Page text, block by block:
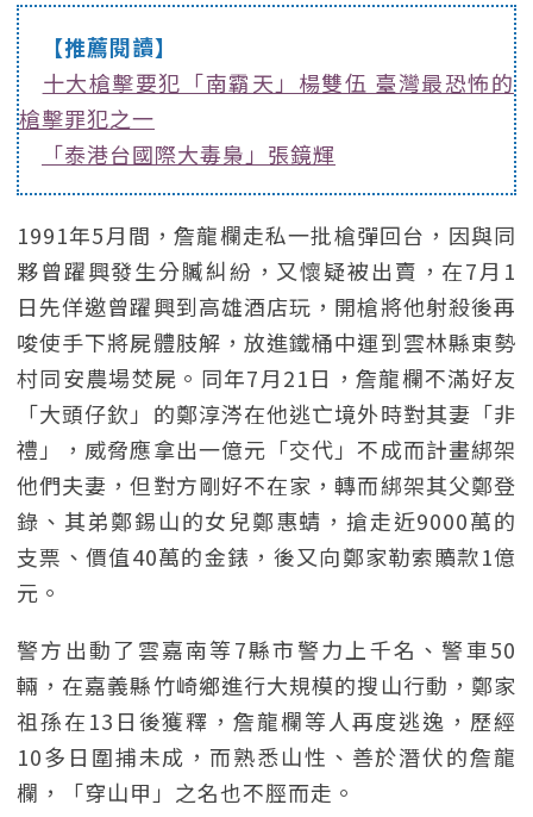
【推薦閱讀】
十大槍擊要犯「南霸天」楊雙伍 臺灣最恐怖的
槍擊罪犯之一
「泰港台國際大毒梟」張鏡輝
1991年5月間，詹龍欄走私一批槍彈回台，因與同
夥曾躍興發生分贓糾紛，又懷疑被出賣，在7月1
日先佯邀曾躍興到高雄酒店玩，開槍將他射殺後再
唆使手下將屍體肢解，放進鐵桶中運到雲林縣東勢
村同安農場焚屍。同年7月21日，詹龍欄不滿好友
「大頭仔欽」的鄭淳涔在他逃亡境外時對其妻「非
禮」，威脅應拿出一億元「交代」不成而計畫綁架
他們夫妻，但對方剛好不在家，轉而綁架其父鄭登
錄、其弟鄭錫山的女兒鄭惠蜻，搶走近9000萬的
支票、價值40萬的金錶，後又向鄭家勒索贖款1億
元。
警方出動了雲嘉南等7縣市警力上千名、警車50
輛，在嘉義縣竹崎鄉進行大規模的搜山行動，鄭家
祖孫在13日後獲釋，詹龍欄等人再度逃逸，歷經
10多日圍捕未成，而熟悉山性、善於潛伏的詹龍
欄，「穿山甲」之名也不脛而走。